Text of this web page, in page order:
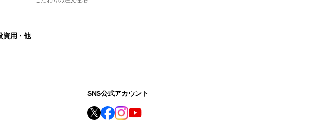
資用・他
SNS公式アカウント